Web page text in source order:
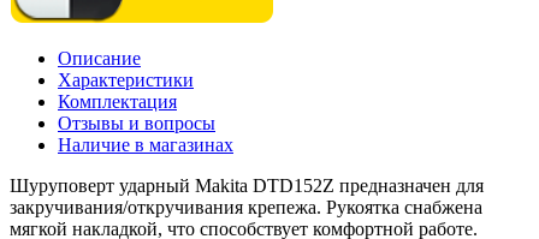
Описание
Характеристики
Комплектация
Отзывы и вопросы
Наличие в магазинах
Шуруповерт ударный Makita DTD152Z предназначен для
закручивания/откручивания крепежа. Рукоятка снабжена
мягкой накладкой, что способствует комфортной работе.